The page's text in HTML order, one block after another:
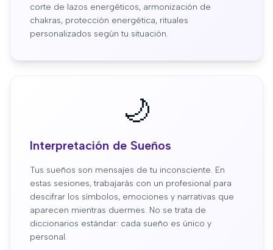
corte de lazos energéticos, armonización de
chakras, protección energética, rituales
personalizados según tu situación.
🌙
Interpretación de Sueños
Tus sueños son mensajes de tu inconsciente. En
estas sesiones, trabajarás con un profesional para
descifrar los símbolos, emociones y narrativas que
aparecen mientras duermes. No se trata de
diccionarios estándar: cada sueño es único y
personal.